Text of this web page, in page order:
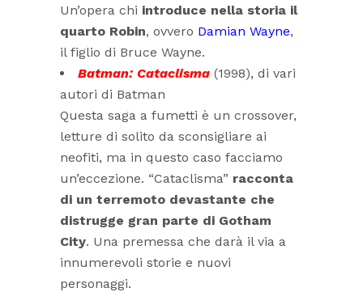
Un’opera chi introduce nella storia il
quarto Robin, ovvero Damian Wayne,
il figlio di Bruce Wayne.
Batman: Cataclisma (1998), di vari
autori di Batman
Questa saga a fumetti è un crossover,
letture di solito da sconsigliare ai
neofiti, ma in questo caso facciamo
un’eccezione. “Cataclisma” racconta
di un terremoto devastante che
distrugge gran parte di Gotham
City. Una premessa che darà il via a
innumerevoli storie e nuovi
personaggi.